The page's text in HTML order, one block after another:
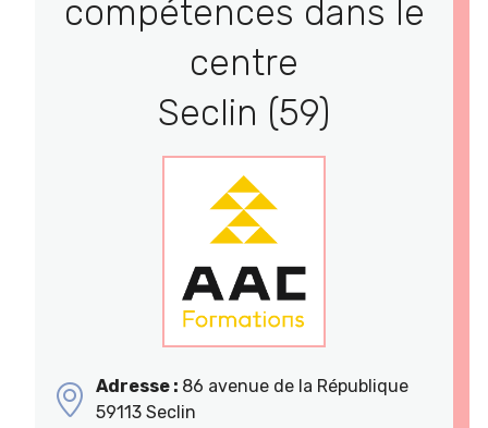
compétences dans le
centre
Seclin (59)
Adresse : 86 avenue de la République
59113 Seclin